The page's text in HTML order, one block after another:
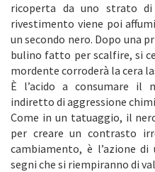
ricoperta da uno strato
rivestimento viene poi
un secondo nero. Dopo una
bulino fatto per scalfire, si
mordente corroderà la cera
È l’acido a consumare il
indiretto di aggressione
Come in un tatuaggio, il
per creare un contrasto
cambiamento, è l’azione
segni che si riempiranno di